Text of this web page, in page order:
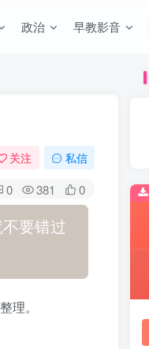
政治 早教影音
关注 私信
0 381 0
要错过
理。